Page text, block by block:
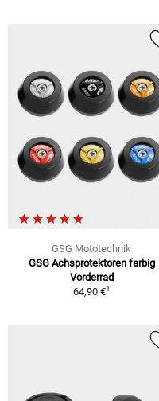
GSG Mototechnik
GSG Achsprotektoren farbig
Vorderrad
64,90 €1